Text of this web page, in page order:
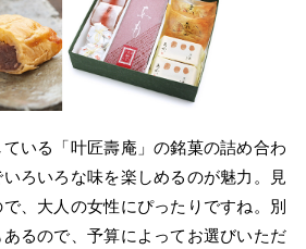
いる「叶匠壽庵」の銘菓の詰め合わ
ろいろな味を楽しめるのが魅力。見
、大人の女性にぴったりですね。別
るので、予算によってお選びいただ